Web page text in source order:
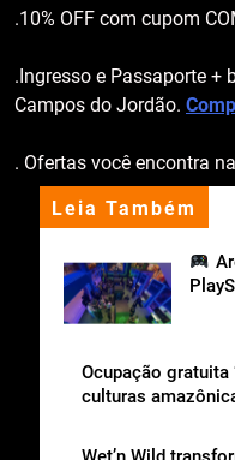
Leia Também
Ocupação gratuita
culturas
.10% OFF com cupom
.Ingresso e Passaporte +
Campos do Jordão.
. Ofertas você encontra na